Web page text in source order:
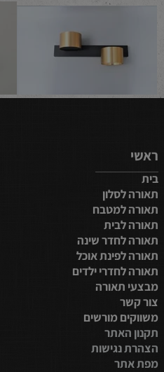
ראשי
בית
תאורה לסלון
תאורה למטבח
תאורה לבית
תאורה לחדר שינה
תאורה לפינת אוכל
תאורה לחדרי ילדים
מבצעי תאורה
צור קשר
משווקים מורשים
תקנון האתר
הצהרת נגישות
מפת אתר